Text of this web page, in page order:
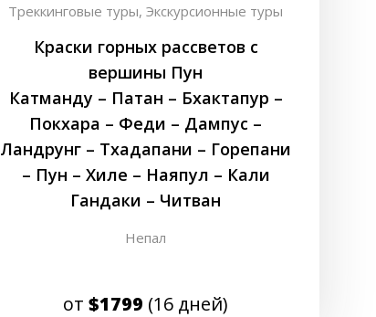
Треккинговые туры,Экскурсионные туры
Краски горных рассветов с
вершины Пун
Катманду – Патан – Бхактапур –
Покхара – Феди – Дампус –
Ландрунг – Тхадапани – Горепани
– Пун – Хиле – Наяпул – Кали
Гандаки – Читван
Непал
от$1799 (16 дней)